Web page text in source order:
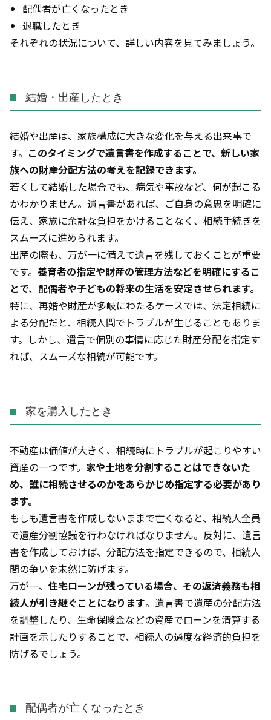
配偶者が亡くなったとき
退職したとき
それぞれの状況について、詳しい内容を見てみましょう。
結婚・出産したとき
結婚や出産は、家族構成に大きな変化を与える出来事で
す。 このタイミングで遺言書を作成することで、新しい家
族への財産分配方法の考えを記録できます。
若くして結婚した場合でも、病気や事故など、何が起こる
かわかりません。遺言書があれば、ご自身の意思を明確に
伝え、家族に余計な負担をかけることなく、相続手続きを
スムーズに進められます。
出産の際も、万が一に備えて遺言を残しておくことが重要
です。 養育者の指定や財産の管理方法などを明確にするこ
とで、配偶者や子どもの将来の生活を安定させられます。
特に、再婚や財産が多岐にわたるケースでは、法定相続に
よる分配だと、相続人間でトラブルが生じることもありま
す。しかし、遺言で個別の事情に応じた財産分配を指定す
れば、スムーズな相続が可能です。
家を購入したとき
不動産は価値が大きく、相続時にトラブルが起こりやすい
資産の一つです。 家や土地を分割することはできないた
め、誰に相続させるのかをあらかじめ指定する必要があり
ます。
もしも遺言書を作成しないままで亡くなると、相続人全員
で遺産分割協議を行わなければなりません。反対に、遺言
書を作成しておけば、分配方法を指定できるので、相続人
間の争いを未然に防げます。
万が一、 住宅ローンが残っている場合、その返済義務も相
続人が引き継ぐことになります。遺言書で遺産の分配方法
を調整したり、生命保険金などの資産でローンを清算する
計画を示したりすることで、相続人の過度な経済的負担を
防げるでしょう。
配偶者が亡くなったとき